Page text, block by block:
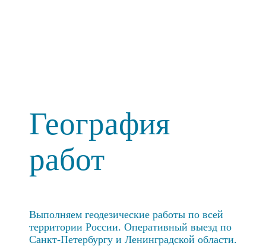
География
работ
Выполняем геодезические работы по всей
территории России. Оперативный выезд по
Санкт-Петербургу и Ленинградской области.